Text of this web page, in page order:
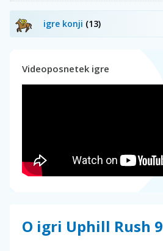
igre konji (13)
Videoposnetek igre
O igri Uphill Rush 9